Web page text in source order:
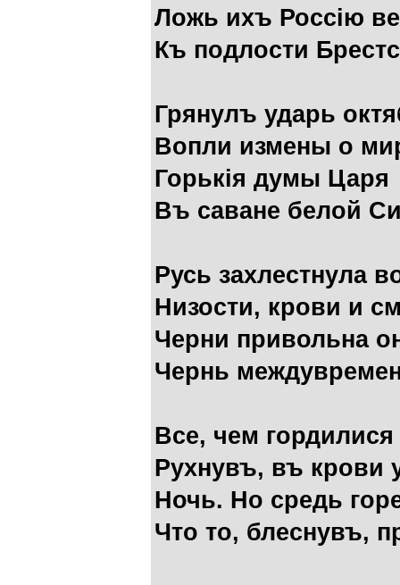
Ложь ихъ Россiю
Къ подлости
Грянулъ ударь
Вопли измены о
Горькiя думы Царя
Въ саване белой
Русь захлестнула
Низости, крови и
Черни привольна
Чернь
Все, чем
Рухнувъ, въ крови
Ночь. Но средь
Что то, блеснувъ,